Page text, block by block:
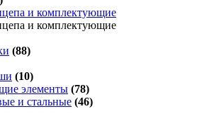
и комплектующие
и комплектующие
(88)
(10)
элементы (78)
и стальные (46)